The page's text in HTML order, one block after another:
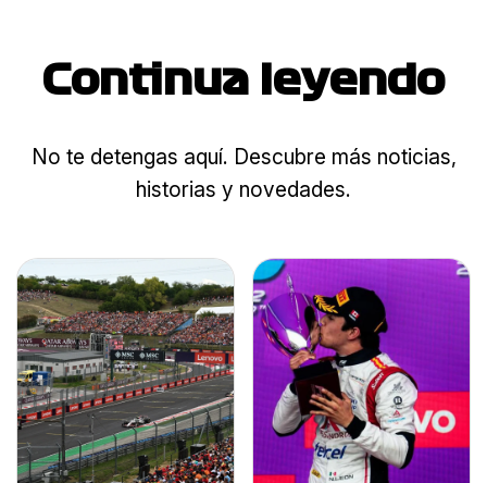
Continua leyendo
No te detengas aquí. Descubre más noticias,
historias y novedades.